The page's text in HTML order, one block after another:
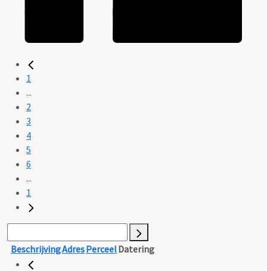
1
...
2
3
4
5
6
...
1
BeschrijvingAdresPerceelDatering